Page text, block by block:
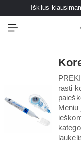
Iškilus
rasti
Meniu